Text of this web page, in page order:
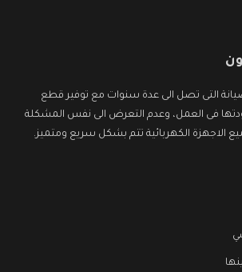
التى تصل الى عدة سنوات مع توفير قطع
فى العمل، وعدم التعرض الى نفس المشكلة
الاجهزة الكهربائية تتم بشكل سريع ومتميز.